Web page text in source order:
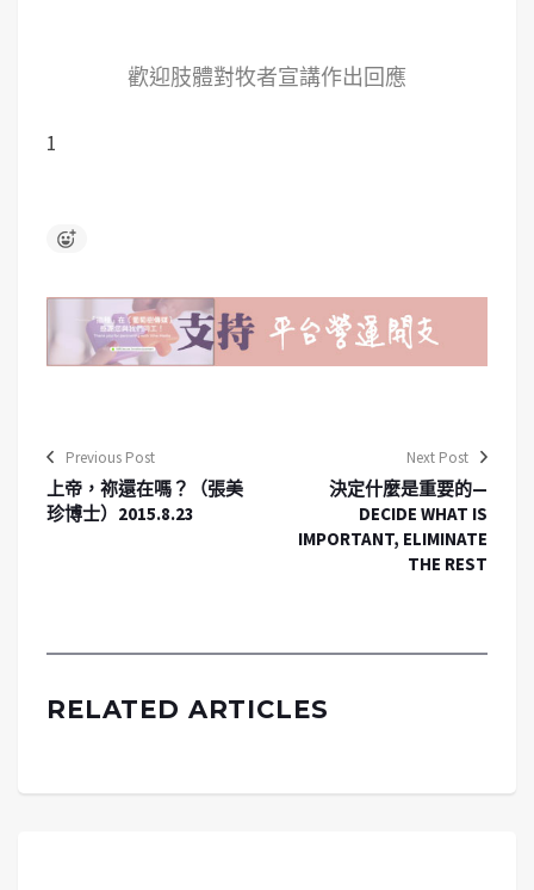
歡迎肢體對牧者宣講作出回應
1
Previous Post
上帝，祢還在嗎？（張美
珍博士）2015.8.23
Next Post
決定什麼是重要的—
DECIDE WHAT IS
IMPORTANT, ELIMINATE
THE REST
RELATED ARTICLES